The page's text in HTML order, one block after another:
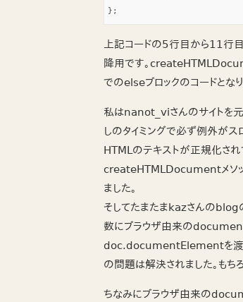
};
上記コードの5行目から11行
降用です。
でのelseブロックのコードとなり
私はnanot_viさんのサイトを
しのタイミングで必ず例外がス
HTMLのテキストが正規化さ
createHTMLDocumentメソッ
ました。
そしてたまたまkazさんのblog
数にブラウザ由来の
doc.documentElementを渡す
の問題は解決されました。も
ちなみにブラウザ由来の